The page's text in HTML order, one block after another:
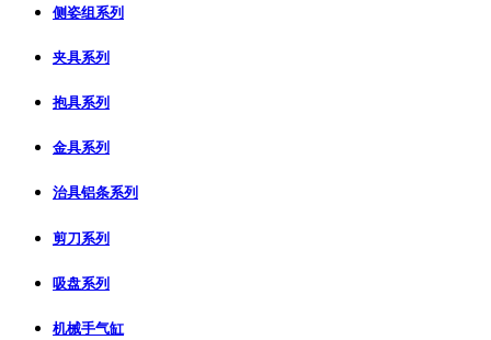
侧姿组系列
夹具系列
抱具系列
金具系列
治具铝条系列
剪刀系列
吸盘系列
机械手气缸